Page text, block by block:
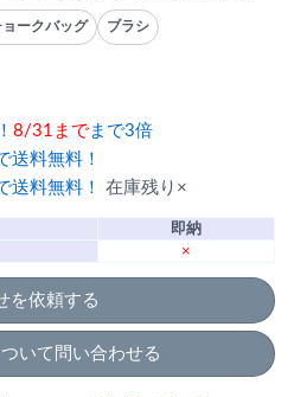
ークバッグ ブラシ
8/31まで まで3倍
送料無料！
送料無料！ 在庫残り×
即納
×
を依頼する
いて問い合わせる